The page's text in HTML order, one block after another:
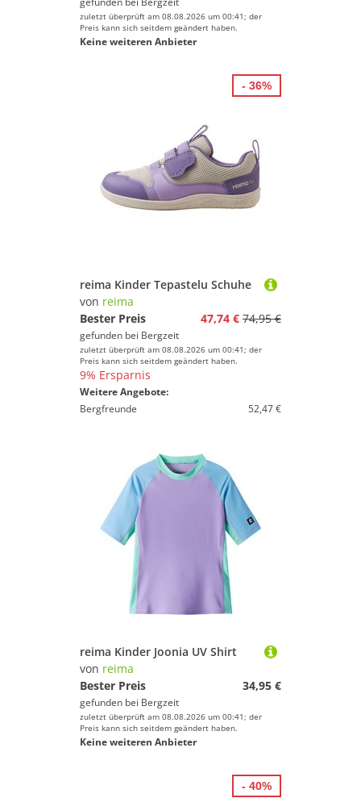
zuletzt überprüft am 08.08.2026 um 00:41; der
Preis kann sich seitdem geändert haben.
Keine weiteren Anbieter
reima Kinder Tepastelu Schuhe
von reima
Bester Preis
47,74 € 74,95 €
gefunden bei Bergzeit
zuletzt überprüft am 08.08.2026 um 00:41; der
Preis kann sich seitdem geändert haben.
9% Ersparnis
Weitere Angebote:
Bergfreunde
52,47 €
- 36%
reima Kinder Joonia UV Shirt
von reima
Bester Preis
34,95 €
gefunden bei Bergzeit
zuletzt überprüft am 08.08.2026 um 00:41; der
Preis kann sich seitdem geändert haben.
Keine weiteren Anbieter
- 40%